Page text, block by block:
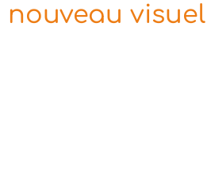
nouveau visuel